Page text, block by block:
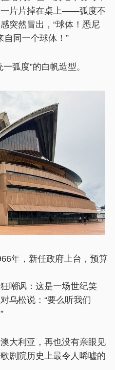
一片片掉在桌上——弧度不
突然冒出，“球体！悉尼
自同一个球体！”
弧度”的白帆造型。
年，新任政府上台，预算
嘲讽：这是一场世纪笑
乌松说：“要么听我们
大利亚，再也没有亲眼见
剧院历史上最令人唏嘘的